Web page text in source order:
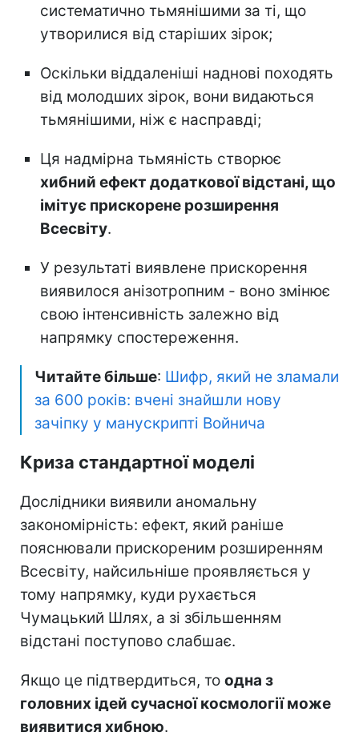
систематично тьмянішими за ті, що
утворилися від старіших зірок;
Оскільки віддаленіші наднові походять
від молодших зірок, вони видаються
тьмянішими, ніж є насправді;
Ця надмірна тьмяність створює
хибний ефект додаткової відстані, що
імітує прискорене розширення
Всесвіту.
У результаті виявлене прискорення
виявилося анізотропним - воно змінює
свою інтенсивність залежно від
напрямку спостереження.
Читайте більше: Шифр, який не зламали
за 600 років: вчені знайшли нову
зачіпку у манускрипті Войнича
Криза стандартної моделі
Дослідники виявили аномальну
закономірність: ефект, який раніше
пояснювали прискореним розширенням
Всесвіту, найсильніше проявляється у
тому напрямку, куди рухається
Чумацький Шлях, а зі збільшенням
відстані поступово слабшає.
Якщо це підтвердиться, то одна з
головних ідей сучасної космології може
виявитися хибною.